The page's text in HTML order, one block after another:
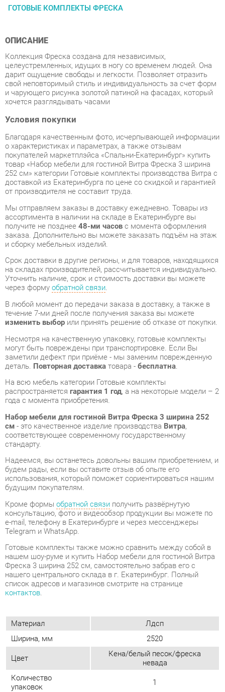
ОПИСАНИЕ
целеустремленных, идущих в ногу со временем людей. Она
дарит ощущение свободы и легкости. Позволяет отразить
свой неповторимый стиль и индивидуальность за счет форм
и чарующего рисунка золотой патиной на фасадах, который
хочется разглядывать часами
Условия покупки
Благодаря качественным фото, исчерпывающей информации
покупателей маркетплэйса «Спальни-Екатеринбург» купить
252 см» категории Готовые комплекты производства Витра с
доставкой из Екатеринбурга по цене со скидкой и гарантией
от производителя не составит труда.
Мы отправляем заказы в доставку ежедневно. Товары из
ассортимента в наличии на складе в Екатеринбурге вы
получите не позднее48-ми часовс момента оформления
и сборку мебельных изделий.
Срок доставки в другие регионы, и для товаров, находящихся
на складах производителей, рассчитывается индивидуально.
Уточнить наличие, срок и стоимость доставки вы можете
через формуобратной связи.
В любой момент до передачи заказа в доставку, а также в
течение 7-ми дней после получения заказа вы можете
изменить выборили принять решение об отказе от покупки.
могут быть повреждены при транспортировке. Если Вы
заметили дефект при приёме - мы заменим поврежденную
деталь.Повторная доставка товара -бесплатна.
На всю мебель категории Готовые комплекты
распространяетсягарантия 1 год, а на некоторые модели – 2
года с момента приобретения.
см- это качественное изделие производстваВитра
соответствующее современному государственному
стандарту.
Надеемся, вы останетесь довольны вашим приобретением, и
будем рады, если вы оставите отзыв об опыте его
использования, который поможет сориентироваться нашим
будущим покупателям.
Кроме формы обратной связиполучить развёрнутую
консультацию, фото и видеообзор продукции вы можете по
e-mail, телефону в Екатеринбурге и через мессенджеры
Telegram и WhatsApp.
Готовые комплекты также можно сравнить между собой в
нашем шоу-руме и купить Набор мебели для гостиной Витра
Фреска 3 ширина 252 см, самостоятельно забрав его с
нашего центрального склада в г. Екатеринбург. Полный
список адресов и магазинов смотрите на странице
контактов
Материал Лдсп
Ширина, мм 2520
Количество
упаковок
1
ОТЗЫВЫ
Пока нет отзывов, поделитесь первым своим мнением.